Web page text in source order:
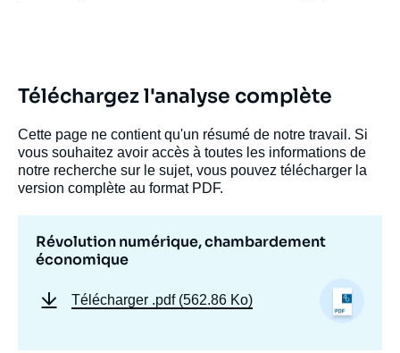
Téléchargez l'analyse complète
Cette page ne contient qu'un résumé de notre travail. Si
vous souhaitez avoir accès à toutes les informations de
notre recherche sur le sujet, vous pouvez télécharger la
version complète au format PDF.
Révolution numérique, chambardement
économique
Télécharger .pdf (562.86 Ko)